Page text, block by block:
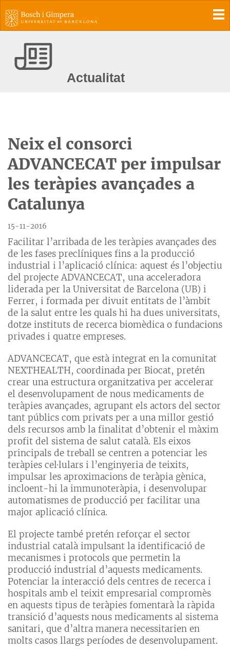
Actualitat
Neix el consorci
ADVANCECAT per impulsar
les teràpies avançades a
Catalunya
15-11-2016
Facilitar l’arribada de les teràpies avançades des
de les fases preclíniques fins a la producció
industrial i l’aplicació clínica: aquest és l’objectiu
del projecte ADVANCECAT, una acceleradora
liderada per la Universitat de Barcelona (UB) i
Ferrer, i formada per divuit entitats de l’àmbit
de la salut entre les quals hi ha dues universitats,
dotze instituts de recerca biomèdica o fundacions
privades i quatre empreses.
ADVANCECAT, que està integrat en la comunitat
NEXTHEALTH, coordinada per Biocat, pretén
crear una estructura organitzativa per accelerar
el desenvolupament de nous medicaments de
teràpies avançades, agrupant els actors del sector
tant públics com privats per a una millor gestió
dels recursos amb la finalitat d’obtenir el màxim
profit del sistema de salut català. Els eixos
principals de treball se centren a potenciar les
teràpies cel·lulars i l’enginyeria de teixits,
impulsar les aproximacions de teràpia gènica,
incloent-hi la immunoteràpia, i desenvolupar
automatismes de producció per facilitar una
major aplicació clínica.
El projecte també pretén reforçar el sector
industrial català impulsant la identificació de
mecanismes i protocols que permetin la
producció industrial d’aquests medicaments.
Potenciar la interacció dels centres de recerca i
hospitals amb el teixit empresarial compromès
en aquests tipus de teràpies fomentarà la ràpida
transició d’aquests nous medicaments al sistema
sanitari, que d’altra manera necessitarien en
molts casos llargs períodes de desenvolupament.